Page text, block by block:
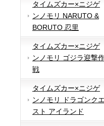
タイムズカー×ニジゲ
ンノモリ NARUTO &
BORUTO 忍里
タイムズカー×ニジゲ
ンノモリ ゴジラ迎撃
戦
タイムズカー×ニジゲ
ンノモリ ドラゴンクエ
スト アイランド